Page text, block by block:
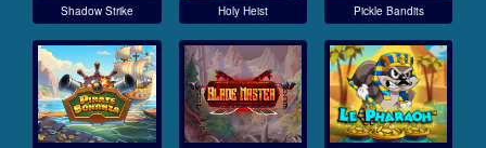
Shadow Strike Holy Heist Pickle Bandits